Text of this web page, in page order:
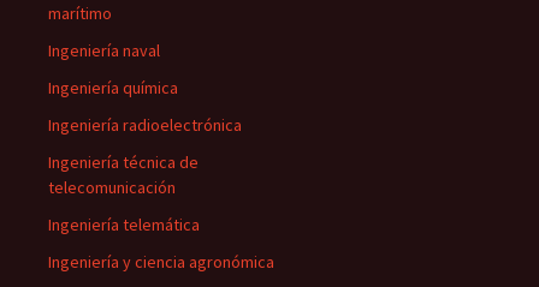
marítimo
Ingeniería naval
Ingeniería química
Ingeniería radioelectrónica
Ingeniería técnica de
telecomunicación
Ingeniería telemática
Ingeniería y ciencia agronómica